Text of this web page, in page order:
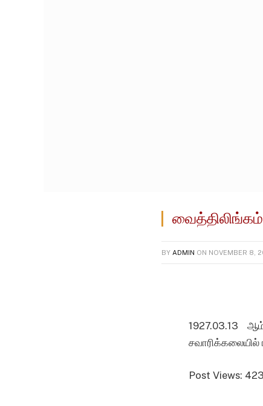
BY ADMIN ON NOVEMBER 8,
1927.03.13
Post Views: 423